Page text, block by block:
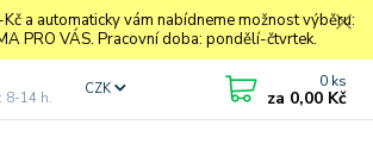
a automaticky vám nabídneme možnost výběru:
PRO VÁS. Pracovní doba: pondělí-čtvrtek.
CZK
8-14 h.
0 ks
za 0,00 Kč